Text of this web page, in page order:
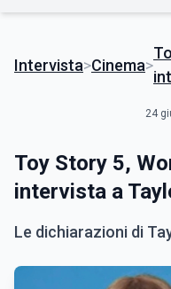
Intervista>Cinema>
24
Toy Story 5,
intervista a
Le dichiarazioni di